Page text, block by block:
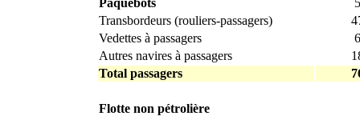
Paquebots
5
Transbordeurs (rouliers-passagers)
Vedettes à passagers
6
Autres navires à passagers
Total passagers
Flotte non pétrolière